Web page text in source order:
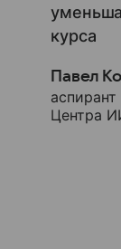
курса
Павел
Центра